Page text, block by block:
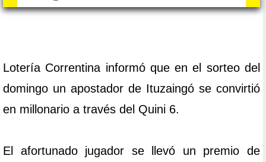
Lotería Correntina informó que en el sorteo del
domingo un apostador de Ituzaingó se convirtió
en millonario a través del Quini 6.
El afortunado jugador se llevó un premio de